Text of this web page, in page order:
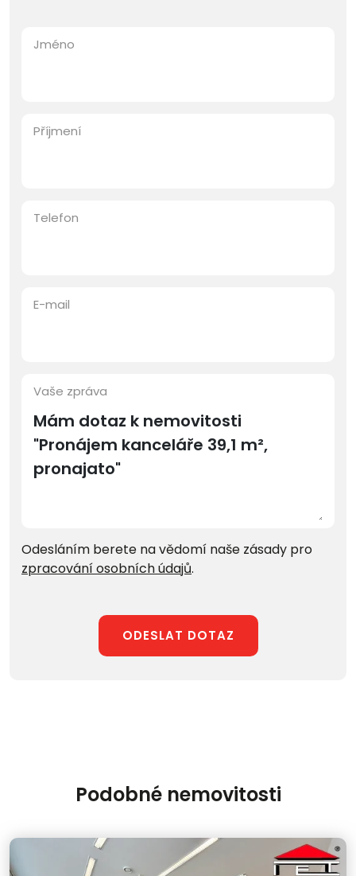
Jméno
Příjmení
Telefon
E-mail
Vaše zpráva
Odesláním berete na vědomí naše zásady pro
zpracování osobních údajů.
ODESLAT DOTAZ
Podobné nemovitosti